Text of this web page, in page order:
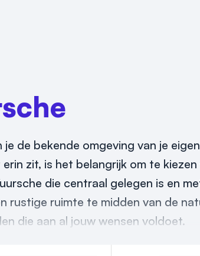
de bekende omgeving van je
zit, is het belangrijk om te
die centraal gelegen is en
rustige ruimte te midden van de
die aan al jouw wensen voldoet.